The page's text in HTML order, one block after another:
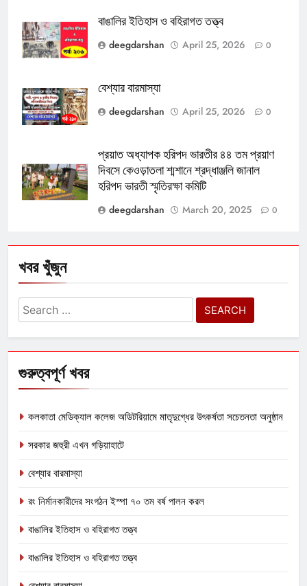
বাঙালির ইতিহাস ও বহিরাগত তত্ত্ব
deegdarshan
April 25, 2026 0
বেশ্যার বারমাস্যা
deegdarshan
April 25, 2026 0
প্রয়াত অধ্যাপক হরিপদ ভারতীর ৪৪ তম প্রয়াণ
দিবসে কেওড়াতলা শ্মশানে শ্রদ্ধাঞ্জলি জানাল
হরিপদ ভারতী স্মৃতিরক্ষা কমিটি
deegdarshan
March 20, 2025 0
খবর খুঁজুন
Search
for:
গুরুত্বপূর্ণ খবর
কলকাতা মেডিক্যাল কলেজ অডিটরিয়ামে মাতৃদুগ্ধের উৎকর্ষতা সচেতনতা অনুষ্ঠান
সরকার জহুরী এখন গড়িয়াহাটে
বেশ্যার বারমাস্যা
রং নির্মানকারীদের সংগঠন ইস্পা ৭০ তম বর্ষ পালন করল
বাঙালির ইতিহাস ও বহিরাগত তত্ত্ব
বাঙালির ইতিহাস ও বহিরাগত তত্ত্ব